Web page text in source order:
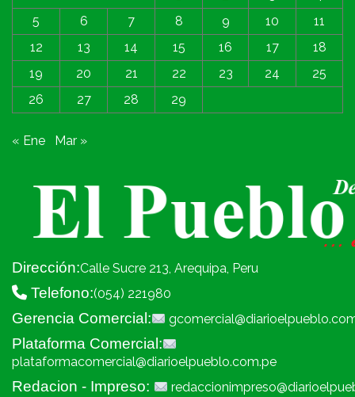
5
6 7 8 9 10
11
12
13 14 15 16 17
18
19
20 21 22 23 24
25
26
27 28 29
« Ene Mar »
Dirección:Calle Sucre 213, Arequipa, Peru
Telefono:(054) 221980
Gerencia Comercial:
Plataforma Comercial:
plataformacomercial@diarioelpueblo.com.pe
Redacion - Impreso: